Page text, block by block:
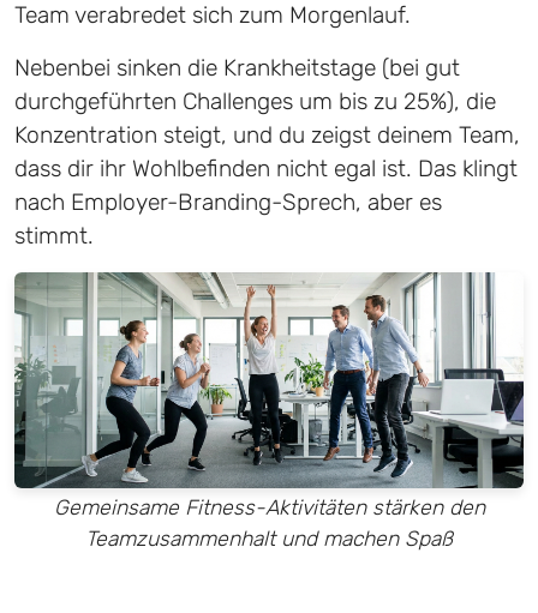
Team verabredet sich zum Morgenlauf.
Nebenbei sinken die Krankheitstage (bei gut
durchgeführten Challenges um bis zu 25%), die
Konzentration steigt, und du zeigst deinem Team,
dass dir ihr Wohlbefinden nicht egal ist. Das klingt
nach Employer-Branding-Sprech, aber es
stimmt.
Gemeinsame Fitness-Aktivitäten stärken den
Teamzusammenhalt und machen Spaß